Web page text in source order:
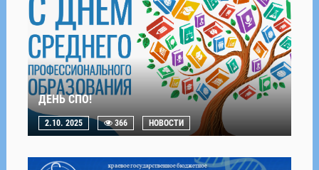
ДЕНЬ СПО!
2.10. 2025 366 НОВОСТИ